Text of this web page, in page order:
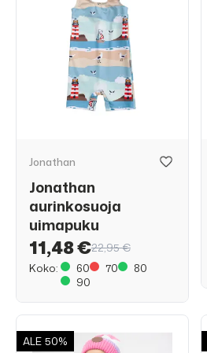
Jonathan
Jonathan
aurinkosuoja
uimapuku
11,48 €22,95 €
Koko:
60 70
80
90
ALE 50%